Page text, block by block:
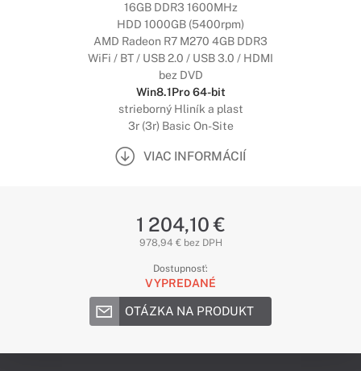
16GB DDR3 1600MHz
HDD 1000GB (5400rpm)
AMD Radeon R7 M270 4GB DDR3
WiFi / BT / USB 2.0 / USB 3.0 / HDMI
bez DVD
Win8.1Pro 64-bit
strieborný Hliník a plast
3r (3r) Basic On-Site
VIAC INFORMÁCIÍ
1 204,10 €
978,94 € bez DPH
Dostupnosť:
VYPREDANÉ
OTÁZKA NA PRODUKT